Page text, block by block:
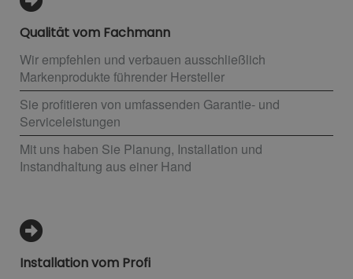
Qualität vom Fachmann
Wir empfehlen und verbauen ausschließlich
Markenprodukte führender Hersteller
Sie profitieren von umfassenden Garantie- und
Serviceleistungen
Mit uns haben Sie Planung, Installation und
Instandhaltung aus einer Hand
Installation vom Profi